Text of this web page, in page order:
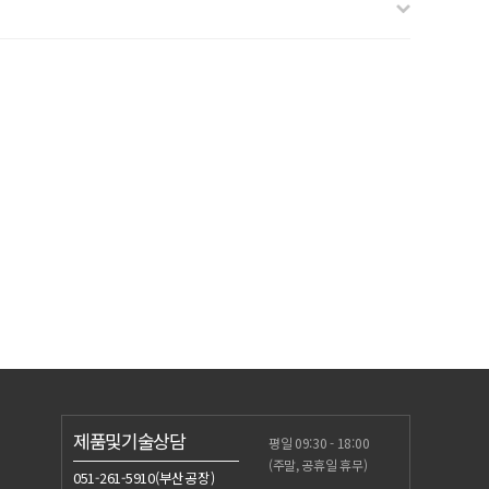
제품및기술상담
051-261-5910(부산공장)
평일 09:30 - 18:00
(주말, 공휴일 휴무)